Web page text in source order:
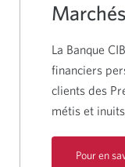
La Banque
financiers
clients des
métis et
Pour en